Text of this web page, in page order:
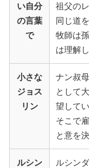
い自分
の言葉
で
祖父の
同じ道
牧師は
は理解
小さな
ジョス
リン
ナン叔
として
望して
そこで
と意を
ルシン
ルシン